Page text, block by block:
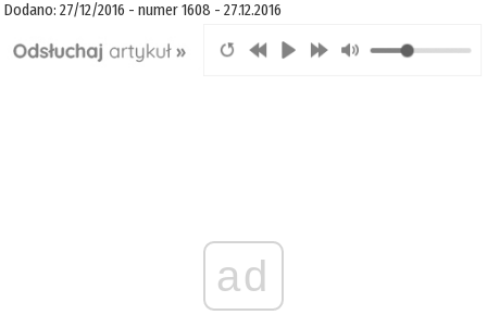
Dodano: 27/12/2016 - numer 1608 - 27.12.2016
ad